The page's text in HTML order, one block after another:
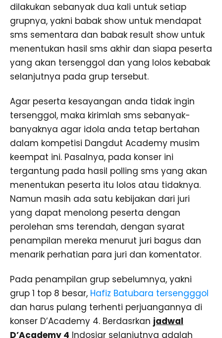
dilakukan sebanyak dua kali untuk setiap
grupnya, yakni babak show untuk mendapat
sms sementara dan babak result show untuk
menentukan hasil sms akhir dan siapa peserta
yang akan tersenggol dan yang lolos kebabak
selanjutnya pada grup tersebut.
Agar peserta kesayangan anda tidak ingin
tersenggol, maka kirimlah sms sebanyak-
banyaknya agar idola anda tetap bertahan
dalam kompetisi Dangdut Academy musim
keempat ini. Pasalnya, pada konser ini
tergantung pada hasil polling sms yang akan
menentukan peserta itu lolos atau tidaknya.
Namun masih ada satu kebijakan dari juri
yang dapat menolong peserta dengan
perolehan sms terendah, dengan syarat
penampilan mereka menurut juri bagus dan
menarik perhatian para juri dan komentator.
Pada penampilan grup sebelumnya, yakni
grup 1 top 8 besar, Hafiz Batubara tersengggol
dan harus pulang terhenti perjuangannya di
konser D’Academy 4. Berdasrkan jadwal
D’Academy 4 Indosiar selanjutnya adalah